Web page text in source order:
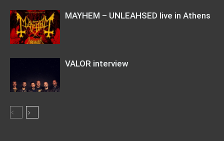
MAYHEM – UNLEAHSED live in Athens
VALOR interview